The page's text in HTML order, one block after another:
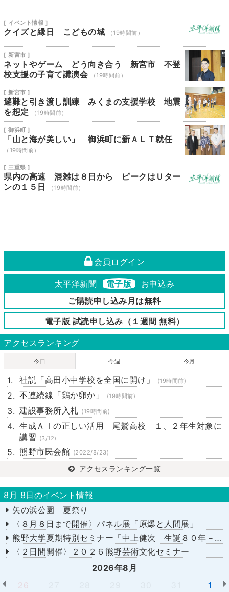
[ イベント情報 ]
クイズと縁日 こどもの城 （19時間前）
[ 新宮市 ]
ネットやゲーム どう向き合う 新宮市 不登
校支援の子育て講演会
（19時間前）
[ 新宮市 ]
避難と引き渡し訓練 みくまの支援学校 地震
を想定
（19時間前）
[ 御浜町 ]
「山と海が美しい」 御浜町に新ＡＬＴ就任
（19時間前）
[ 三重県 ]
県内の高速 混雑は８日から ピークはＵター
ンの１５日
（19時間前）
会員ログイン
太平洋新聞 電子版
お申込み
ご購読申し込み月は無料
電子版 試読申し込み（１週間 無料）
アクセスランキング
今日 今週 今月
社説「高田小中学校を全国に開け」 (19時間前)
不連続線「鶏か卵か」 (19時間前)
建設事務所入札 (19時間前)
生成ＡＩの正しい活用 尾鷲高校 １、２年生対象に
講習 (3/12)
熊野市民会館 (2022/8/23)
アクセスランキング一覧
8月 8日のイベント情報
矢の浜公園 夏祭り
〈８月８日まで開催〉パネル展「原爆と人間展」
熊野大学夏期特別セミナー「中上健次 生誕８０年－時代へのまなざし－」
〈２日間開催〉２０２６熊野芸術文化セミナー
2026年8月
26
1